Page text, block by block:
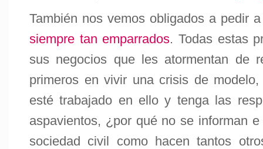
También nos vemos obligados a pedir
siempre tan emparrados. Todas estas
sus negocios que les atormentan de
primeros en vivir una crisis de
esté trabajado en ello y tenga las
aspavientos, ¿por qué no se informan
sociedad civil como hacen tantos